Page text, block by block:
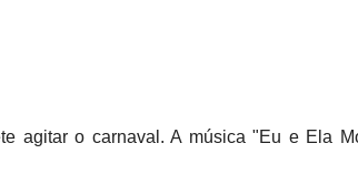
agitar o carnaval. A música "Eu e Ela